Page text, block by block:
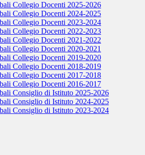
Collegio Docenti 2025-2026
Collegio Docenti 2024-2025
Collegio Docenti 2023-2024
Collegio Docenti 2022-2023
Collegio Docenti 2021-2022
Collegio Docenti 2020-2021
Collegio Docenti 2019-2020
Collegio Docenti 2018-2019
Collegio Docenti 2017-2018
Collegio Docenti 2016-2017
Consiglio di Istituto 2025-2026
Consiglio di Istituto 2024-2025
Consiglio di Istituto 2023-2024